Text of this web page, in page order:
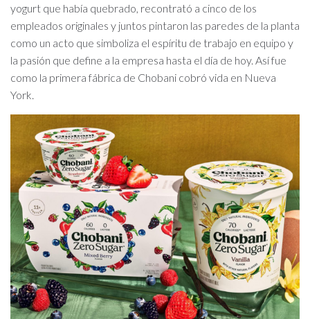
yogurt que había quebrado, recontrató a cinco de los
empleados originales y juntos pintaron las paredes de la planta
como un acto que simboliza el espíritu de trabajo en equipo y
la pasión que define a la empresa hasta el día de hoy. Así fue
como la primera fábrica de Chobani cobró vida en Nueva
York.